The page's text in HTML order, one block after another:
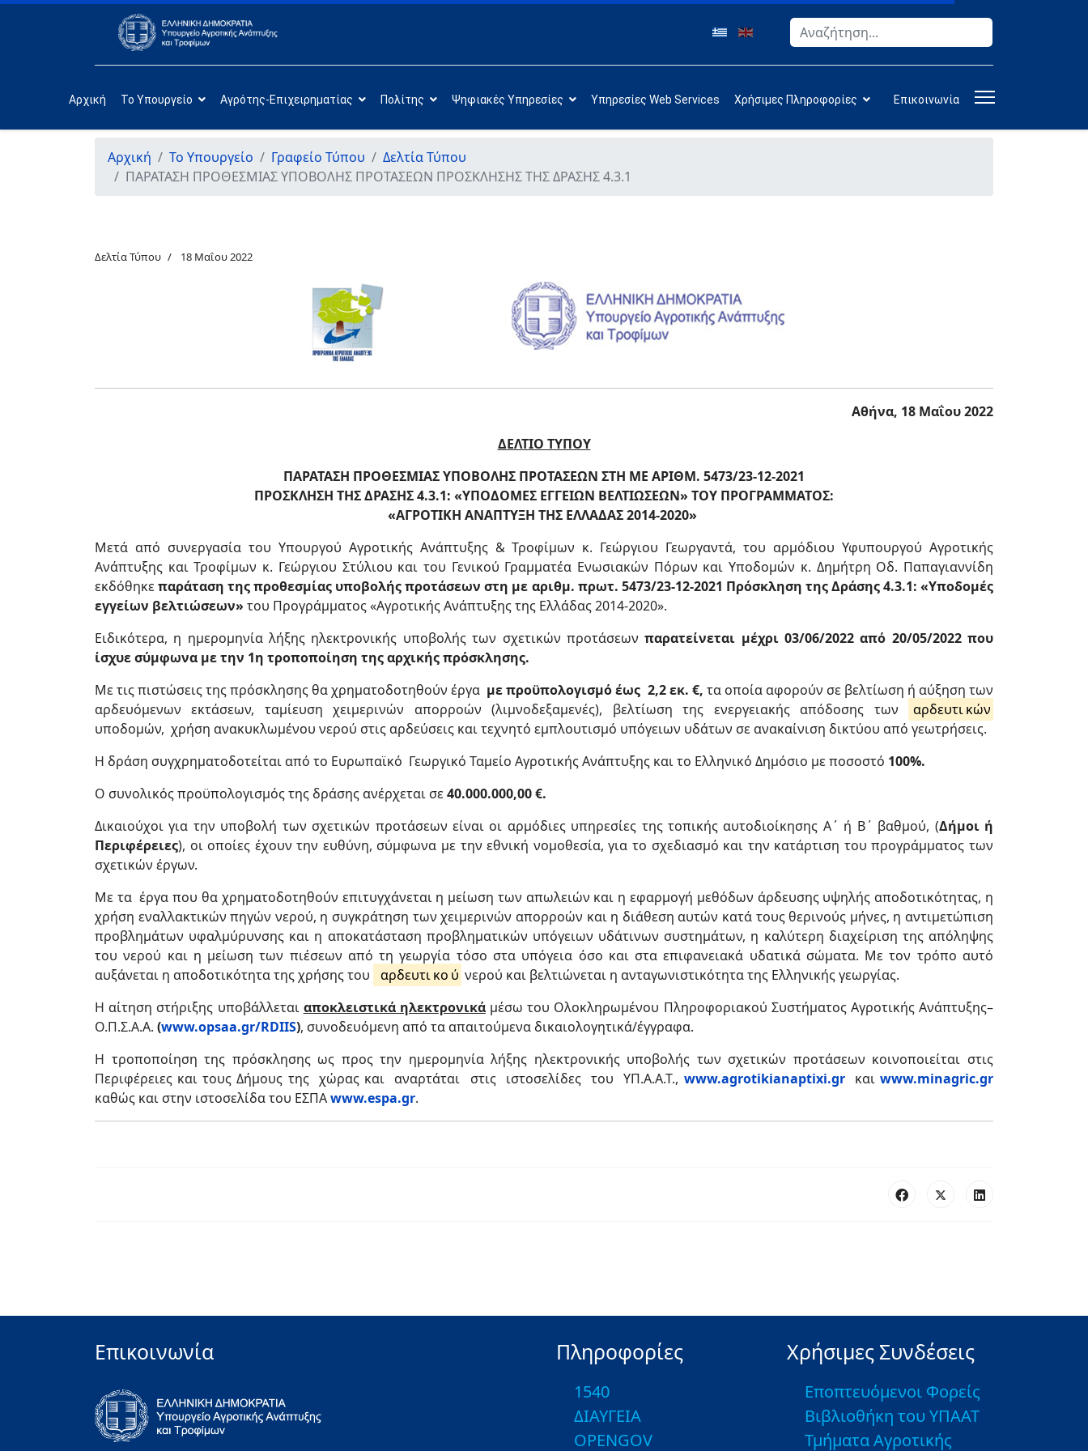
Αναζήτηση
Αρχική Το Υπουργείο Αγρότης-Επιχειρηματίας Πολίτης Ψηφιακές Υπηρεσίες Υπηρεσίες Web Services Χρήσιμες Πληροφορίες Επικοινωνία
Αρχική Το Υπουργείο Γραφείο Τύπου
Δελτία Τύπου
ΠΑΡΑΤΑΣΗ ΠΡΟΘΕΣΜΙΑΣ ΥΠΟΒΟΛΗΣ ΠΡΟΤΑΣΕΩΝ ΠΡΟΣΚΛΗΣΗΣ ΤΗΣ ΔΡΑΣΗΣ 4.3.1
Δελτία Τύπου 18 Μαΐου 2022
Αθήνα, 18 Μαΐου 2022
ΔΕΛΤΙΟ ΤΥΠΟΥ
ΠΑΡΑΤΑΣΗ ΠΡΟΘΕΣΜΙΑΣ ΥΠΟΒΟΛΗΣ ΠΡΟΤΑΣΕΩΝ ΣΤΗ ΜΕ ΑΡΙΘΜ. 5473/23-12-2021
ΠΡΟΣΚΛΗΣΗ ΤΗΣ ΔΡΑΣΗΣ 4.3.1: «ΥΠΟΔΟΜΕΣ ΕΓΓΕΙΩΝ ΒΕΛΤΙΩΣΕΩΝ» ΤΟΥ ΠΡΟΓΡΑΜΜΑΤΟΣ:
«ΑΓΡΟΤΙΚΗ ΑΝΑΠΤΥΞΗ ΤΗΣ ΕΛΛΑΔΑΣ 2014-2020»
Μετά από συνεργασία του Υπουργού Αγροτικής Ανάπτυξης & Τροφίμων κ. Γεώργιου Γεωργαντά, του αρμόδιου Υφυπουργού Αγροτικής
Ανάπτυξης και Τροφίμων κ. Γεώργιου Στύλιου και του Γενικού Γραμματέα Ενωσιακών Πόρων και Υποδομών κ. Δημήτρη Οδ. Παπαγιαννίδη
εκδόθηκεπαράταση της προθεσμίας υποβολής προτάσεων στη με αριθμ. πρωτ. 5473/23-12-2021 Πρόσκληση της Δράσης 4.3.1: «Υποδομές
εγγείων βελτιώσεων» του Προγράμματος «Αγροτικής Ανάπτυξης της Ελλάδας 2014-2020».
Ειδικότερα, η ημερομηνία λήξης ηλεκτρονικής υποβολής των σχετικών προτάσεωνπαρατείνεται μέχρι 03/06/2022 από 20/05/2022 που
ίσχυε σύμφωνα με την 1η τροποποίηση της αρχικής πρόσκλησης.
Με τις πιστώσεις της πρόσκλησης θα χρηματοδοτηθούν έργα με προϋπολογισμό έως 2,2 εκ. €, τα οποία αφορούν σε βελτίωση ή αύξηση των
αρδευόμενων εκτάσεων, ταμίευση χειμερινών απορροών (λιμνοδεξαμενές), βελτίωση της ενεργειακής απόδοσης των
αρδευτικών
υποδομών, χρήση ανακυκλωμένου νερού στις αρδεύσεις και τεχνητό εμπλουτισμό υπόγειων υδάτων σε ανακαίνιση δικτύου από γεωτρήσεις.
Η δράση συγχρηματοδοτείται από το Ευρωπαϊκό Γεωργικό Ταμείο Αγροτικής Ανάπτυξης και το Ελληνικό Δημόσιο με ποσοστό 100%.
Ο συνολικός προϋπολογισμός της δράσης ανέρχεται σε40.000.000,00 €.
Δικαιούχοι για την υποβολή των σχετικών προτάσεων είναι οι αρμόδιες υπηρεσίες της τοπικής αυτοδιοίκησης Α΄ ή Β΄ βαθμού, (Δήμοι ή
Περιφέρειες), οι οποίες έχουν την ευθύνη, σύμφωνα με την εθνική νομοθεσία, για το σχεδιασμό και την κατάρτιση του προγράμματος των
σχετικών έργων.
Με τα έργα που θα χρηματοδοτηθούν επιτυγχάνεται η μείωση των απωλειών και η εφαρμογή μεθόδων άρδευσης υψηλής αποδοτικότητας, η
χρήση εναλλακτικών πηγών νερού, η συγκράτηση των χειμερινών απορροών και η διάθεση αυτών κατά τους θερινούς μήνες, η αντιμετώπιση
προβλημάτων υφαλμύρυνσης και η αποκατάσταση προβληματικών υπόγειων υδάτινων συστημάτων, η καλύτερη διαχείριση της απόληψης
του νερού και η μείωση των πιέσεων από τη γεωργία τόσο στα υπόγεια όσο και στα επιφανειακά υδατικά σώματα. Με τον τρόπο αυτό
αυξάνεται η αποδοτικότητα της χρήσης του
αρδευτικο ύ νερού και βελτιώνεται η ανταγωνιστικότητα της Ελληνικής γεωργίας.
H αίτηση στήριξης υποβάλλεται αποκλειστικά ηλεκτρονικάμέσω του Ολοκληρωμένου Πληροφοριακού Συστήματος Αγροτικής Ανάπτυξης–
Ο.Π.Σ.Α.Α. (www.opsaa.gr/RDIIS), συνοδευόμενη από τα απαιτούμενα δικαιολογητικά/έγγραφα.
Η τροποποίηση της πρόσκλησης ως προς την ημερομηνία λήξης ηλεκτρονικής υποβολής των σχετικών προτάσεων κοινοποιείται στις
Περιφέρειες και τους Δήμους της χώρας και αναρτάται στις ιστοσελίδες του ΥΠ.Α.Α.Τ., www.agrotikianaptixi.grκαιwww.minagric.gr
καθώς και στην ιστοσελίδα του ΕΣΠΑwww.espa.gr.
Επικοινωνία Πληροφορίες
1540
ΔΙΑΥΓΕΙΑ
OPENGOV
Χρήσιμες Συνδέσεις
Εποπτευόμενοι Φορείς
Βιβλιοθήκη του ΥΠΑΑΤ
Τμήματα Αγροτικής